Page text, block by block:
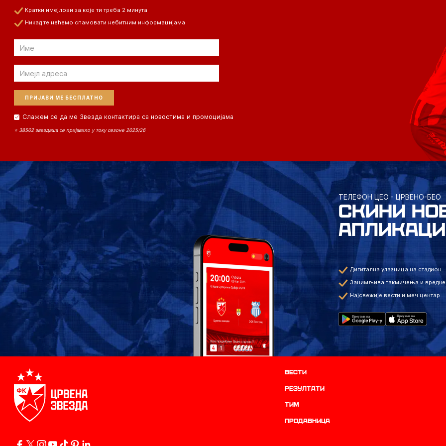
Кратки имејлови за које ти треба 2 минута
Никад те нећемо спамовати небитним информацијама
Email
Email
Слажем се да ме Звезда контактира са новостима и промоцијама
⭐ 38502 звездаша се пријавило у току сезоне 2025/26
ТЕЛЕФОН ЦЕО - ЦРВЕНО-БЕО
СКИНИ
Дигитална улазница на стадион
Занимљива такмичења и вредне
Најсвежије вести и меч центар
Вести
резултати
ТИМ
продавница